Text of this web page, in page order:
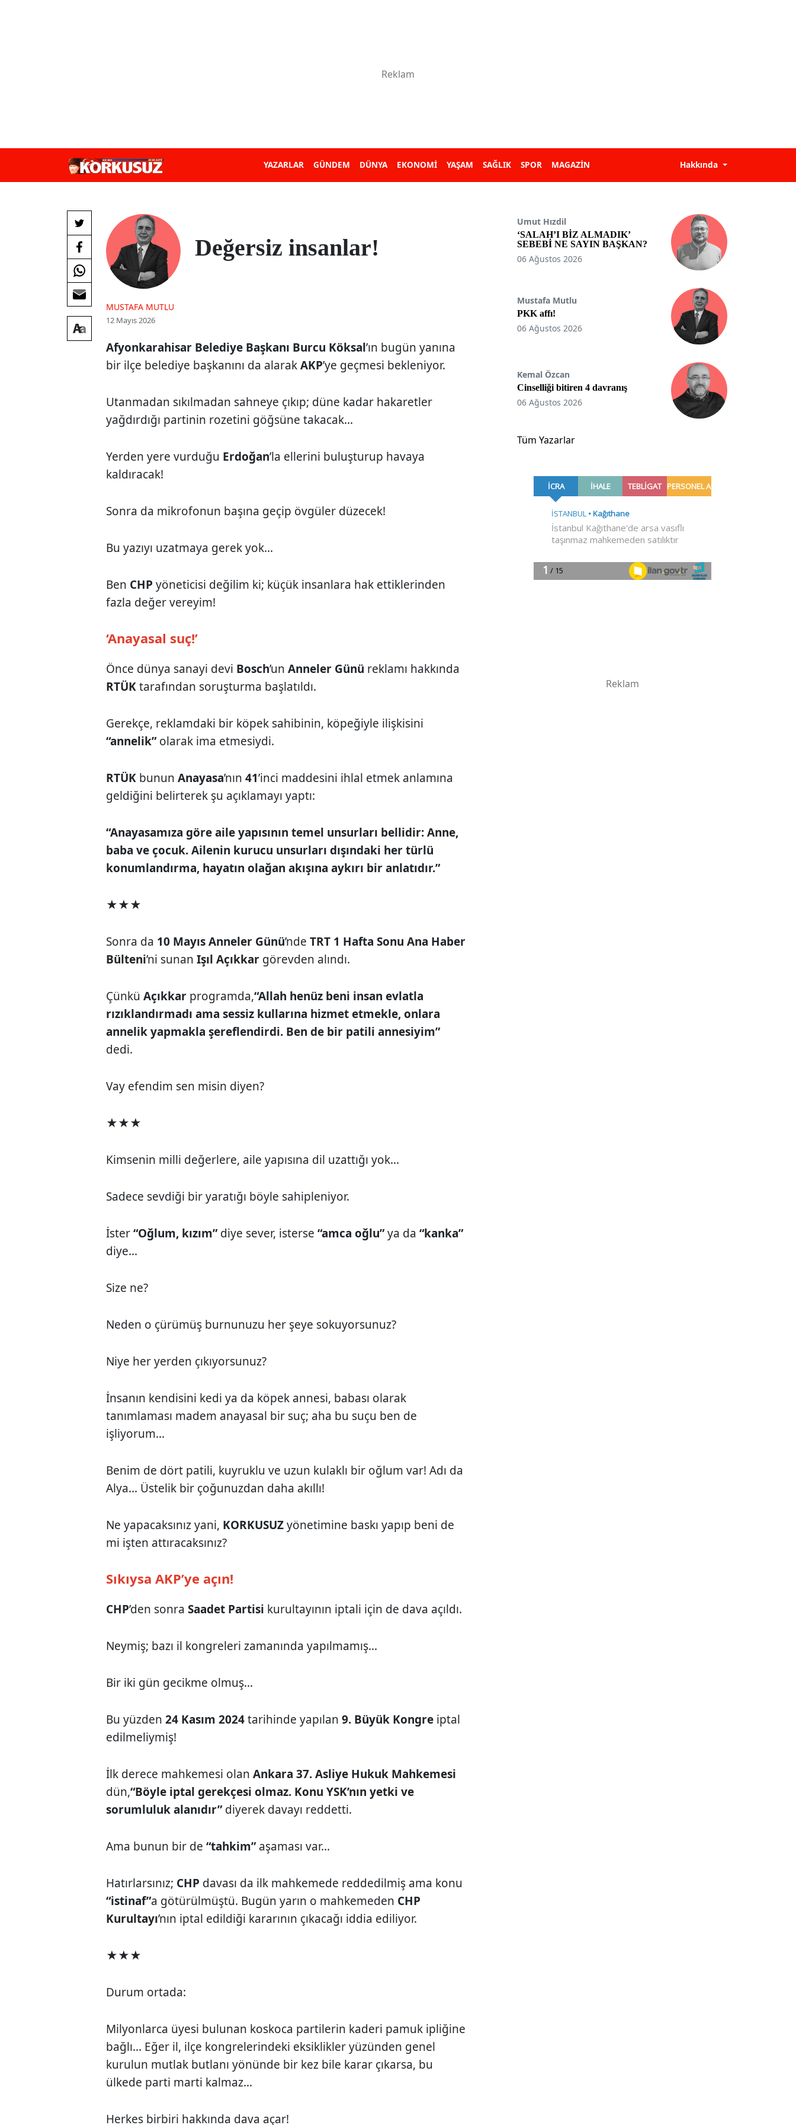
YAZARLAR GÜNDEM DÜNYA EKONOMİ YAŞAM SAĞLIK SPOR MAGAZİN Hakkında
Değersiz insanlar!
MUSTAFA MUTLU
12 Mayıs 2026
Afyonkarahisar Belediye Başkanı Burcu Köksal’ın bugün yanına
bir ilçe belediye başkanını da alarakAKP’ye geçmesi bekleniyor.
Utanmadan sıkılmadan sahneye çıkıp; düne kadar hakaretler
yağdırdığı partinin rozetini göğsüne takacak...
Yerden yere vurduğu Erdoğan’la ellerini buluşturup havaya
kaldıracak!
Sonra da mikrofonun başına geçip övgüler düzecek!
Bu yazıyı uzatmaya gerek yok...
Ben CHPyöneticisi değilim ki; küçük insanlara hak ettiklerinden
fazla değer vereyim!
‘Anayasal suç!’
Önce dünya sanayi devi Bosch’unAnneler Günü reklamı hakkında
RTÜKtarafından soruşturma başlatıldı.
Gerekçe, reklamdaki bir köpek sahibinin, köpeğiyle ilişkisini
“annelik”olarak ima etmesiydi.
RTÜK bununAnayasa’nın41’inci maddesini ihlal etmek anlamına
geldiğini belirterek şu açıklamayı yaptı:
“Anayasamıza göre aile yapısının temel unsurları bellidir: Anne,
baba ve çocuk. Ailenin kurucu unsurları dışındaki her türlü
konumlandırma, hayatın olağan akışına aykırı bir anlatıdır.”
★★★
Sonra da 10 Mayıs Anneler Günü’ndeTRT 1 Hafta Sonu Ana Haber
Bülteni’ni sunanIşıl Açıkkar görevden alındı.
ÇünküAçıkkar programda,“Allah henüz beni insan evlatla
rızıklandırmadı ama sessiz kullarına hizmet etmekle, onlara
annelik yapmakla şereflendirdi. Ben de bir patili annesiyim”
dedi.
Vay efendim sen misin diyen?
★★★
Kimsenin milli değerlere, aile yapısına dil uzattığı yok...
Sadece sevdiği bir yaratığı böyle sahipleniyor.
İster“Oğlum, kızım”diye sever, isterse“amca oğlu”ya da“kanka”
diye...
Size ne?
Neden o çürümüş burnunuzu her şeye sokuyorsunuz?
Niye her yerden çıkıyorsunuz?
İnsanın kendisini kedi ya da köpek annesi, babası olarak
tanımlaması madem anayasal bir suç; aha bu suçu ben de
işliyorum...
Benim de dört patili, kuyruklu ve uzun kulaklı bir oğlum var! Adı da
Alya... Üstelik bir çoğunuzdan daha akıllı!
Ne yapacaksınız yani, KORKUSUZyönetimine baskı yapıp beni de
mi işten attıracaksınız?
Sıkıysa AKP’ye açın!
CHP’den sonraSaadet Partisi kurultayının iptali için de dava açıldı.
Neymiş; bazı il kongreleri zamanında yapılmamış...
Bir iki gün gecikme olmuş...
Bu yüzden24 Kasım 2024tarihinde yapılan9. Büyük Kongre iptal
edilmeliymiş!
İlk derece mahkemesi olanAnkara 37. Asliye Hukuk Mahkemesi
dün,“Böyle iptal gerekçesi olmaz. Konu YSK’nın yetki ve
sorumluluk alanıdır”diyerek davayı reddetti.
Ama bunun bir de“tahkim”aşaması var...
Hatırlarsınız; CHP davası da ilk mahkemede reddedilmiş ama konu
“istinaf”a götürülmüştü. Bugün yarın o mahkemeden CHP
Kurultayı’nın iptal edildiği kararının çıkacağı iddia ediliyor.
★★★
Durum ortada:
Milyonlarca üyesi bulunan koskoca partilerin kaderi pamuk ipliğine
bağlı... Eğer il, ilçe kongrelerindeki eksiklikler yüzünden genel
kurulun mutlak butlanı yönünde bir kez bile karar çıkarsa, bu
ülkede parti marti kalmaz...
Herkes birbiri hakkında dava açar!
Umut Hızdil
‘SALAH’I BİZ ALMADIK’
SEBEBİ NE SAYIN BAŞKAN?
06 Ağustos 2026
Mustafa Mutlu
PKK affı!
06 Ağustos 2026
Kemal Özcan
Cinselliği bitiren 4 davranış
06 Ağustos 2026
Tüm Yazarlar